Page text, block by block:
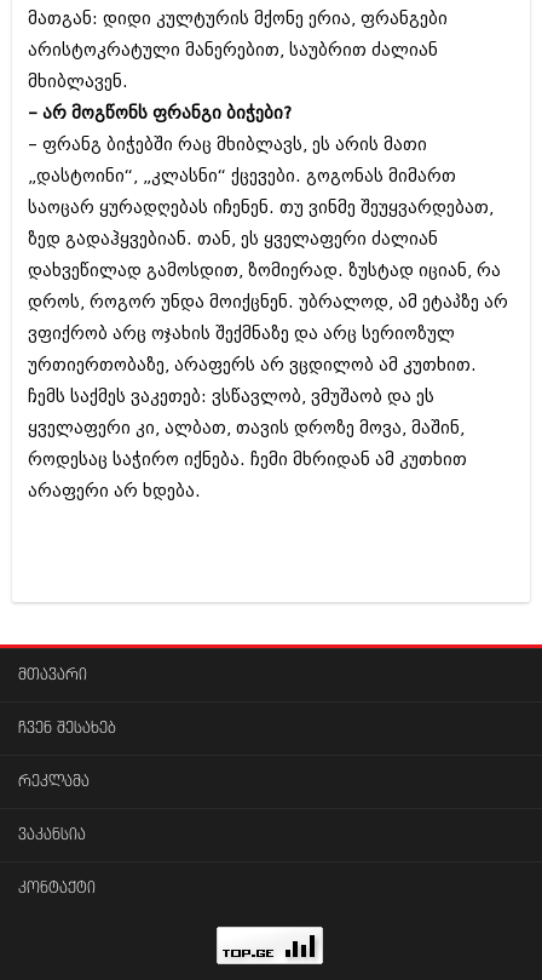
მათგან: დიდი კულტურის მქონე ერია, ფრანგები
არისტოკრატული მანერებით, საუბრით ძალიან
მხიბლავენ.
– არ მოგწონს ფრანგი ბიჭები?
– ფრანგ ბიჭებში რაც მხიბლავს, ეს არის მათი
„დასტოინი“, „კლასნი“ ქცევები. გოგონას მიმართ
საოცარ ყურადღებას იჩენენ. თუ ვინმე შეუყვარდებათ,
ზედ გადაჰყვებიან. თან, ეს ყველაფერი ძალიან
დახვეწილად გამოსდით, ზომიერად. ზუსტად იციან, რა
დროს, როგორ უნდა მოიქცნენ. უბრალოდ, ამ ეტაპზე არ
ვფიქრობ არც ოჯახის შექმნაზე და არც სერიოზულ
ურთიერთობაზე, არაფერს არ ვცდილობ ამ კუთხით.
ჩემს საქმეს ვაკეთებ: ვსწავლობ, ვმუშაობ და ეს
ყველაფერი კი, ალბათ, თავის დროზე მოვა, მაშინ,
როდესაც საჭირო იქნება. ჩემი მხრიდან ამ კუთხით
არაფერი არ ხდება.
მთავარი
ჩვენ შესახებ
რეკლამა
ვაკანსია
კონტაქტი